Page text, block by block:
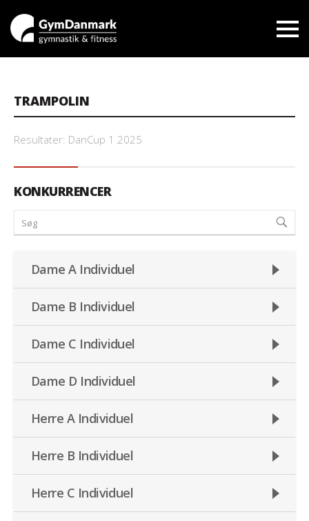
TRAMPOLIN
Resultater: DanCup 1 2025
KONKURRENCER
Dame A Individuel
Dame B Individuel
Dame C Individuel
Dame D Individuel
Herre A Individuel
Herre B Individuel
Herre C Individuel